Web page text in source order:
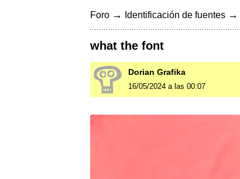
Foro → Identificación de fuentes →
what the font
Dorian Grafika
16/05/2024 a las 00:07